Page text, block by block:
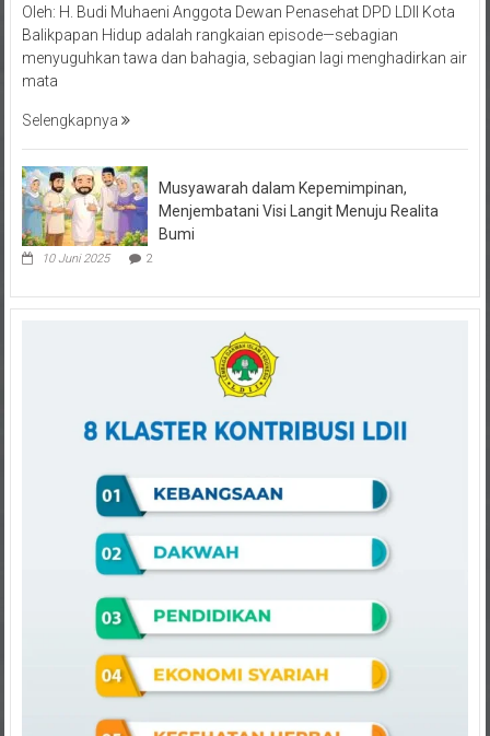
Oleh: H. Budi Muhaeni Anggota Dewan Penasehat DPD LDII Kota
Balikpapan Hidup adalah rangkaian episode—sebagian
menyuguhkan tawa dan bahagia, sebagian lagi menghadirkan air
mata
Selengkapnya
Musyawarah dalam Kepemimpinan,
Menjembatani Visi Langit Menuju Realita
Bumi
10 Juni 2025 2